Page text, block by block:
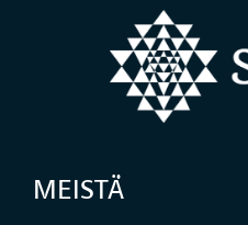
MEISTÄ